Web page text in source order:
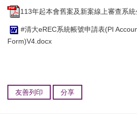
113年起本會舊案及新案線上審查系
#清大eREC系統帳號申請表(PI
Form)V4.docx
友善列印 分享